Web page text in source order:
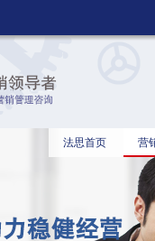
法思首页 营